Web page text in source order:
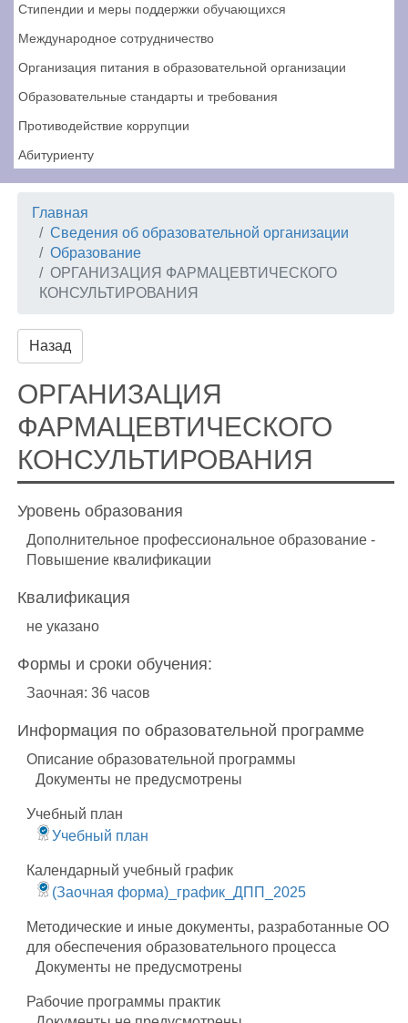
Стипендии и меры поддержки обучающихся
Международное сотрудничество
Организация питания в образовательной организации
Образовательные стандарты и требования
Противодействие коррупции
Абитуриенту
Главная
Сведения об образовательной организации
Образование
ОРГАНИЗАЦИЯ ФАРМАЦЕВТИЧЕСКОГО
КОНСУЛЬТИРОВАНИЯ
Назад
ОРГАНИЗАЦИЯ
ФАРМАЦЕВТИЧЕСКОГО
КОНСУЛЬТИРОВАНИЯ
Уровень образования
Дополнительное профессиональное образование -
Повышение квалификации
Квалификация
не указано
Формы и сроки обучения:
Заочная: 36 часов
Информация по образовательной программе
Описание образовательной программы
Документы не предусмотрены
Учебный план
Учебный план
Календарный учебный график
(Заочная форма)_график_ДПП_2025
Методические и иные документы, разработанные ОО
для обеспечения образовательного процесса
Документы не предусмотрены
Рабочие программы практик